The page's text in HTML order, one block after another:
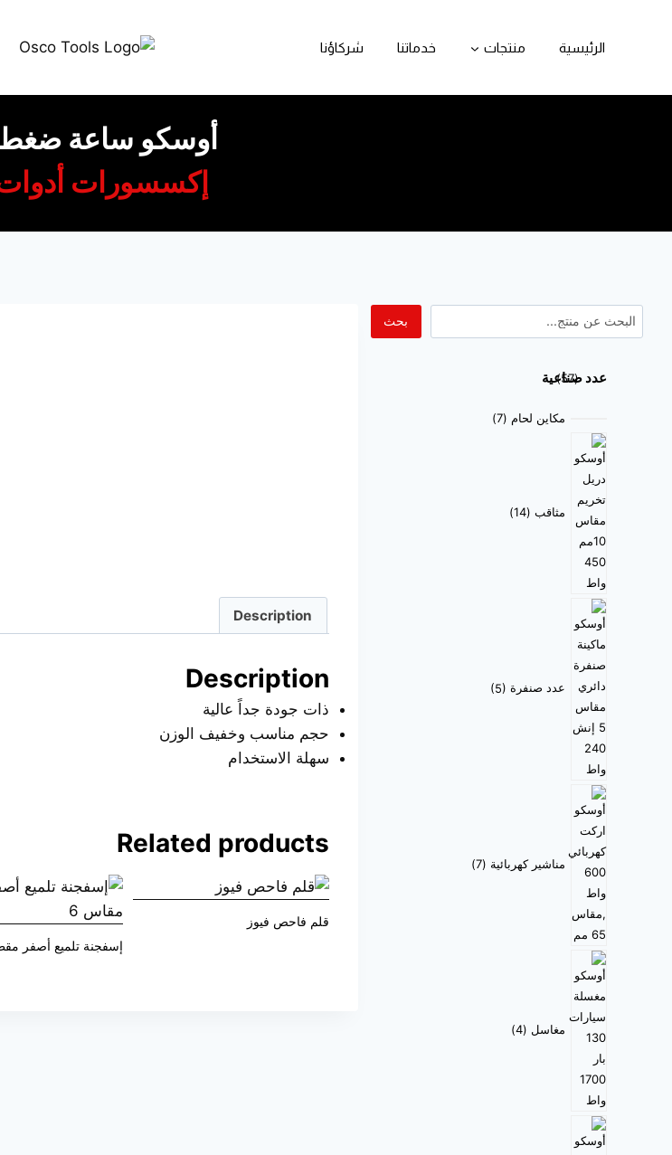
الرئيسية منتجات خدماتنا شركاؤنا
أوسكو ساعة
إكسسورات أدوات
Description
Description
ذات جودة جداً عالية
حجم مناسب وخفيف الوزن
سهلة الاستخدام
Related products
قلم فاحص فيوز
إسفجنة تلميع أصفر
بحث
عدد صناعية
57
مكاين لحام 7
مثاقب 14
عدد صنفرة 5
مناشير كهربائية 7
مغاسل 4